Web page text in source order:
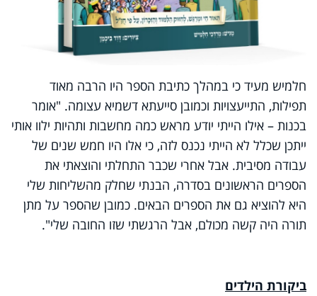
חלמיש מעיד כי במהלך כתיבת הספר היו הרבה מאוד
תפילות, התייעצויות וכמובן סייעתא דשמיא עצומה. "אומר
בכנות – אילו הייתי יודע מראש כמה מחשבות ותהיות ילוו אותי
ייתכן שכלל לא הייתי נכנס לזה, כי אלו היו חמש שנים של
עבודה מסיבית. אבל אחרי שכבר התחלתי והוצאתי את
הספרים הראשונים בסדרה, הבנתי שחלק מהשליחות שלי
היא להוציא גם את הספרים הבאים. כמובן שהספר על מתן
תורה היה קשה מכולם, אבל הרגשתי שזו החובה שלי".
ביקורת הילדים